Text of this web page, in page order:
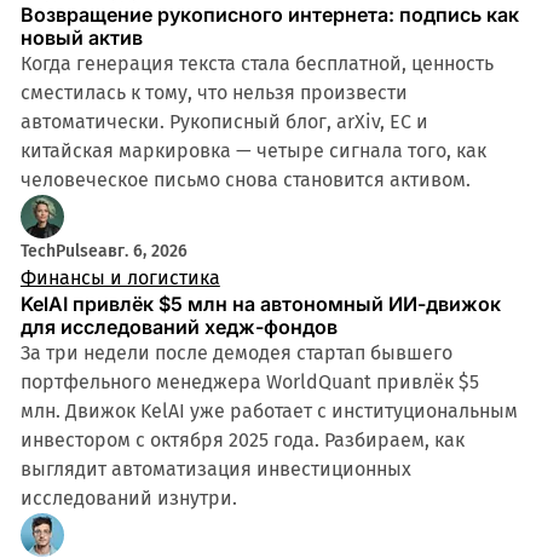
Возвращение рукописного интернета: подпись как
новый актив
Когда генерация текста стала бесплатной, ценность
сместилась к тому, что нельзя произвести
автоматически. Рукописный блог, arXiv, ЕС и
китайская маркировка — четыре сигнала того, как
человеческое письмо снова становится активом.
TechPulseавг. 6, 2026
Финансы и логистика
KelAI привлёк $5 млн на автономный ИИ-движок
для исследований хедж-фондов
За три недели после демодея стартап бывшего
портфельного менеджера WorldQuant привлёк $5
млн. Движок KelAI уже работает с институциональным
инвестором с октября 2025 года. Разбираем, как
выглядит автоматизация инвестиционных
исследований изнутри.